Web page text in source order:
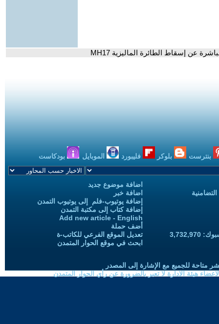
بنترست بلوكر فليبورد الموبايل بودكاست
اضافة موضوع جديد
اضافة خبر
إضافة يوتيوب-فلم إلى يوتيوب التمدن
إضافة كتاب إلى مكتبة التمدن
Add new article - English
أضف حملة
تعديل الموقع الفرعي للكاتب-ة
ابحث في موقع الحوار المتمدن
متاحة للجميع مع الإشارة إلى المصدر
هيئة الادارة لا تعبر بالضرورة عن رأي الحوار المتمدن